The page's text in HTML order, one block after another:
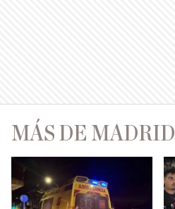
MÁS DE MADRID